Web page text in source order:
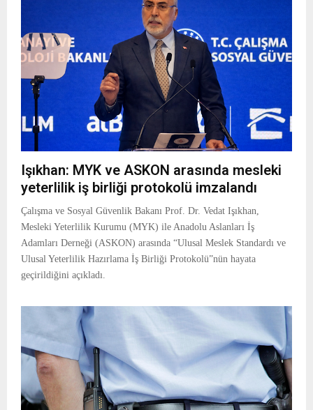
Işıkhan: MYK ve ASKON arasında mesleki
yeterlilik iş birliği protokolü imzalandı
Çalışma ve Sosyal Güvenlik Bakanı Prof. Dr. Vedat Işıkhan,
Mesleki Yeterlilik Kurumu (MYK) ile Anadolu Aslanları İş
Adamları Derneği (ASKON) arasında “Ulusal Meslek Standardı ve
Ulusal Yeterlilik Hazırlama İş Birliği Protokolü”nün hayata
geçirildiğini açıkladı.